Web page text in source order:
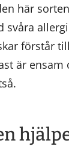
här
svåra
förstår
är ensam